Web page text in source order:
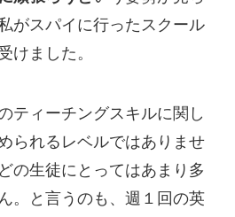
がスパイに行ったスクール
けました。
ティーチングスキルに関し
られるレベルではありませ
の生徒にとってはあまり多
。と言うのも、週１回の英